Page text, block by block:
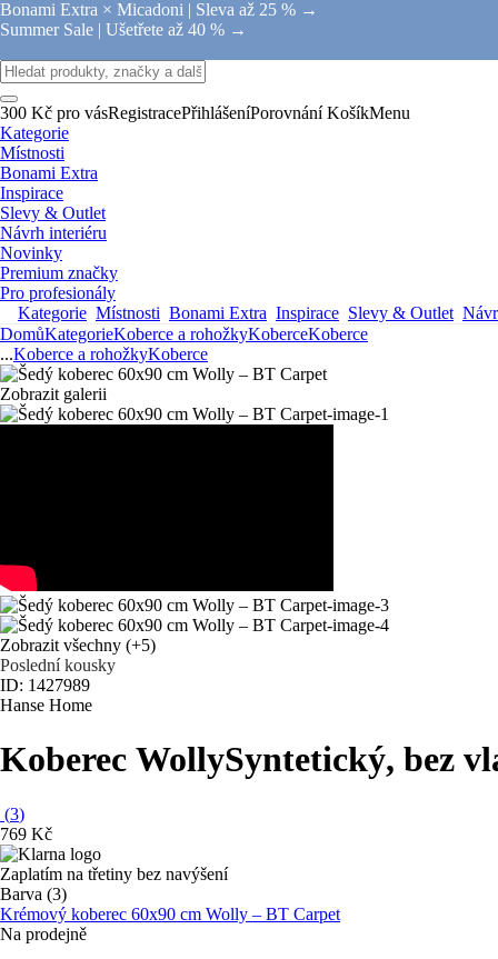
Bonami Extra × Micadoni | Sleva až 25 % →
Summer Sale | Ušetřete až 40 % →
300 Kč pro vásRegistracePřihlášeníPorovnání KošíkMenu
Kategorie
Místnosti
Bonami Extra
Inspirace
Slevy & Outlet
Návrh interiéru
Novinky
Premium značky
Pro profesionály
Kategorie Místnosti Bonami Extra Inspirace Slevy & Outlet
DomůKategorieKoberce a rohožkyKoberceKoberce
...Koberce a rohožkyKoberce
Zobrazit galerii
Zobrazit všechny (+5)
Poslední kousky
ID: 1427989
Hanse Home
Koberec WollySyntetický, bez
(3)
769 Kč
Zaplatím na třetiny bez navýšení
Barva (3)
Krémový koberec 60x90 cm Wolly – BT Carpet
Na prodejně